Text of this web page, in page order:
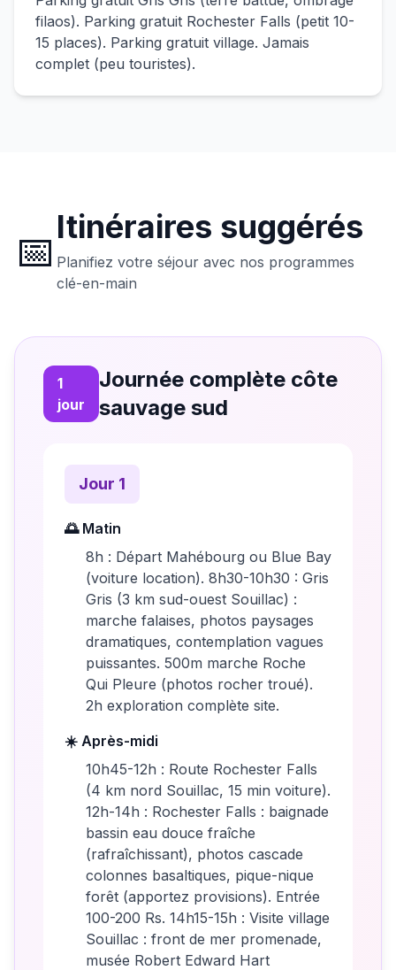
filaos). Parking gratuit Rochester Falls (petit 10-
15 places). Parking gratuit village. Jamais
complet (peu touristes).
📅Itinéraires suggérés
Planifiez votre séjour avec nos programmes
clé-en-main
1
jour
Journée complète côte
sauvage sud
Jour 1
🌅 Matin
8h : Départ Mahébourg ou Blue Bay
(voiture location). 8h30-10h30 : Gris
Gris (3 km sud-ouest Souillac) :
marche falaises, photos paysages
dramatiques, contemplation vagues
puissantes. 500m marche Roche
Qui Pleure (photos rocher troué).
2h exploration complète site.
☀️ Après-midi
10h45-12h : Route Rochester Falls
(4 km nord Souillac, 15 min voiture).
12h-14h : Rochester Falls : baignade
bassin eau douce fraîche
(rafraîchissant), photos cascade
colonnes basaltiques, pique-nique
forêt (apportez provisions). Entrée
100-200 Rs. 14h15-15h : Visite village
Souillac : front de mer promenade,
musée Robert Edward Hart